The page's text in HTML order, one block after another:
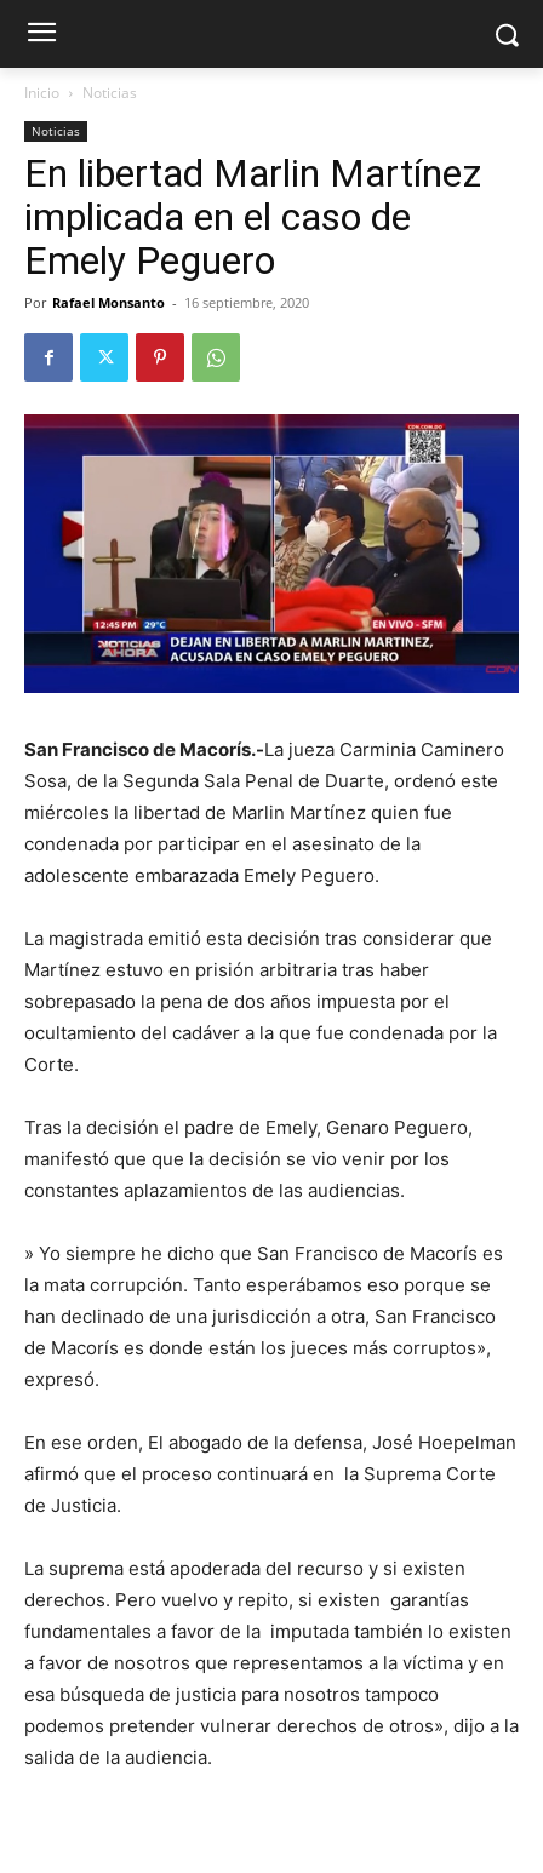
Inicio Noticias
Noticias
En libertad Marlin Martínez
implicada en el caso de
Emely Peguero
Por Rafael Monsanto - 16 septiembre, 2020
San Francisco de Macorís.-La jueza Carminia Caminero
Sosa, de la Segunda Sala Penal de Duarte, ordenó este
miércoles la libertad de Marlin Martínez quien fue
condenada por participar en el asesinato de la
adolescente embarazada Emely Peguero.
La magistrada emitió esta decisión tras considerar que
Martínez estuvo en prisión arbitraria tras haber
sobrepasado la pena de dos años impuesta por el
ocultamiento del cadáver a la que fue condenada por la
Corte.
Tras la decisión el padre de Emely, Genaro Peguero,
manifestó que que la decisión se vio venir por los
constantes aplazamientos de las audiencias.
» Yo siempre he dicho que San Francisco de Macorís es
la mata corrupción. Tanto esperábamos eso porque se
han declinado de una jurisdicción a otra, San Francisco
de Macorís es donde están los jueces más corruptos»,
expresó.
En ese orden, El abogado de la defensa, José Hoepelman
afirmó que el proceso continuará en la Suprema Corte
de Justicia.
La suprema está apoderada del recurso y si existen
derechos. Pero vuelvo y repito, si existen garantías
fundamentales a favor de la imputada también lo existen
a favor de nosotros que representamos a la víctima y en
esa búsqueda de justicia para nosotros tampoco
podemos pretender vulnerar derechos de otros», dijo a la
salida de la audiencia.